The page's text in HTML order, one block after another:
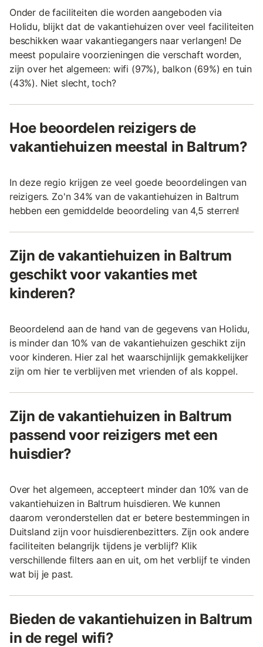
Onder de faciliteiten die worden aangeboden via
Holidu, blijkt dat de vakantiehuizen over veel faciliteiten
beschikken waar vakantiegangers naar verlangen! De
meest populaire voorzieningen die verschaft worden,
zijn over het algemeen: wifi (97%), balkon (69%) en tuin
(43%). Niet slecht, toch?
Hoe beoordelen reizigers de
vakantiehuizen meestal in Baltrum?
In deze regio krijgen ze veel goede beoordelingen van
reizigers. Zo'n 34% van de vakantiehuizen in Baltrum
hebben een gemiddelde beoordeling van 4,5 sterren!
Zijn de vakantiehuizen in Baltrum
geschikt voor vakanties met
kinderen?
Beoordelend aan de hand van de gegevens van Holidu,
is minder dan 10% van de vakantiehuizen geschikt zijn
voor kinderen. Hier zal het waarschijnlijk gemakkelijker
zijn om hier te verblijven met vrienden of als koppel.
Zijn de vakantiehuizen in Baltrum
passend voor reizigers met een
huisdier?
Over het algemeen, accepteert minder dan 10% van de
vakantiehuizen in Baltrum huisdieren. We kunnen
daarom veronderstellen dat er betere bestemmingen in
Duitsland zijn voor huisdierenbezitters. Zijn ook andere
faciliteiten belangrijk tijdens je verblijf? Klik
verschillende filters aan en uit, om het verblijf te vinden
wat bij je past.
Bieden de vakantiehuizen in Baltrum
in de regel wifi?